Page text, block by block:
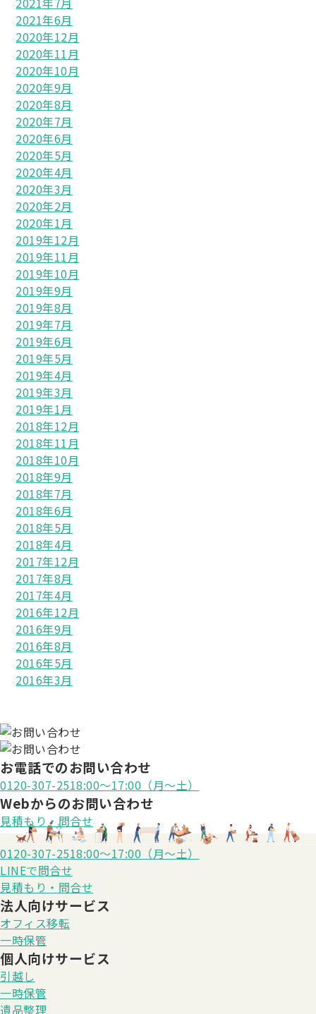
2021年6月
2020年12月
2020年11月
2020年10月
2020年9月
2020年8月
2020年7月
2020年6月
2020年5月
2020年4月
2020年3月
2020年2月
2020年1月
2019年12月
2019年11月
2019年10月
2019年9月
2019年8月
2019年7月
2019年6月
2019年5月
2019年4月
2019年3月
2019年1月
2018年12月
2018年11月
2018年10月
2018年9月
2018年7月
2018年6月
2018年5月
2018年4月
2017年12月
2017年8月
2017年4月
2016年12月
2016年9月
2016年8月
2016年5月
2016年3月
お電話でのお問い合わせ
0120-307-2518:00〜17:00（月〜土）
Webからのお問い合わせ
見積もり・問合せ
0120-307-2518:00〜17:00（月〜土）
LINEで問合せ
見積もり・問合せ
法人向けサービス
オフィス移転
一時保管
個人向けサービス
引越し
一時保管
遺品整理